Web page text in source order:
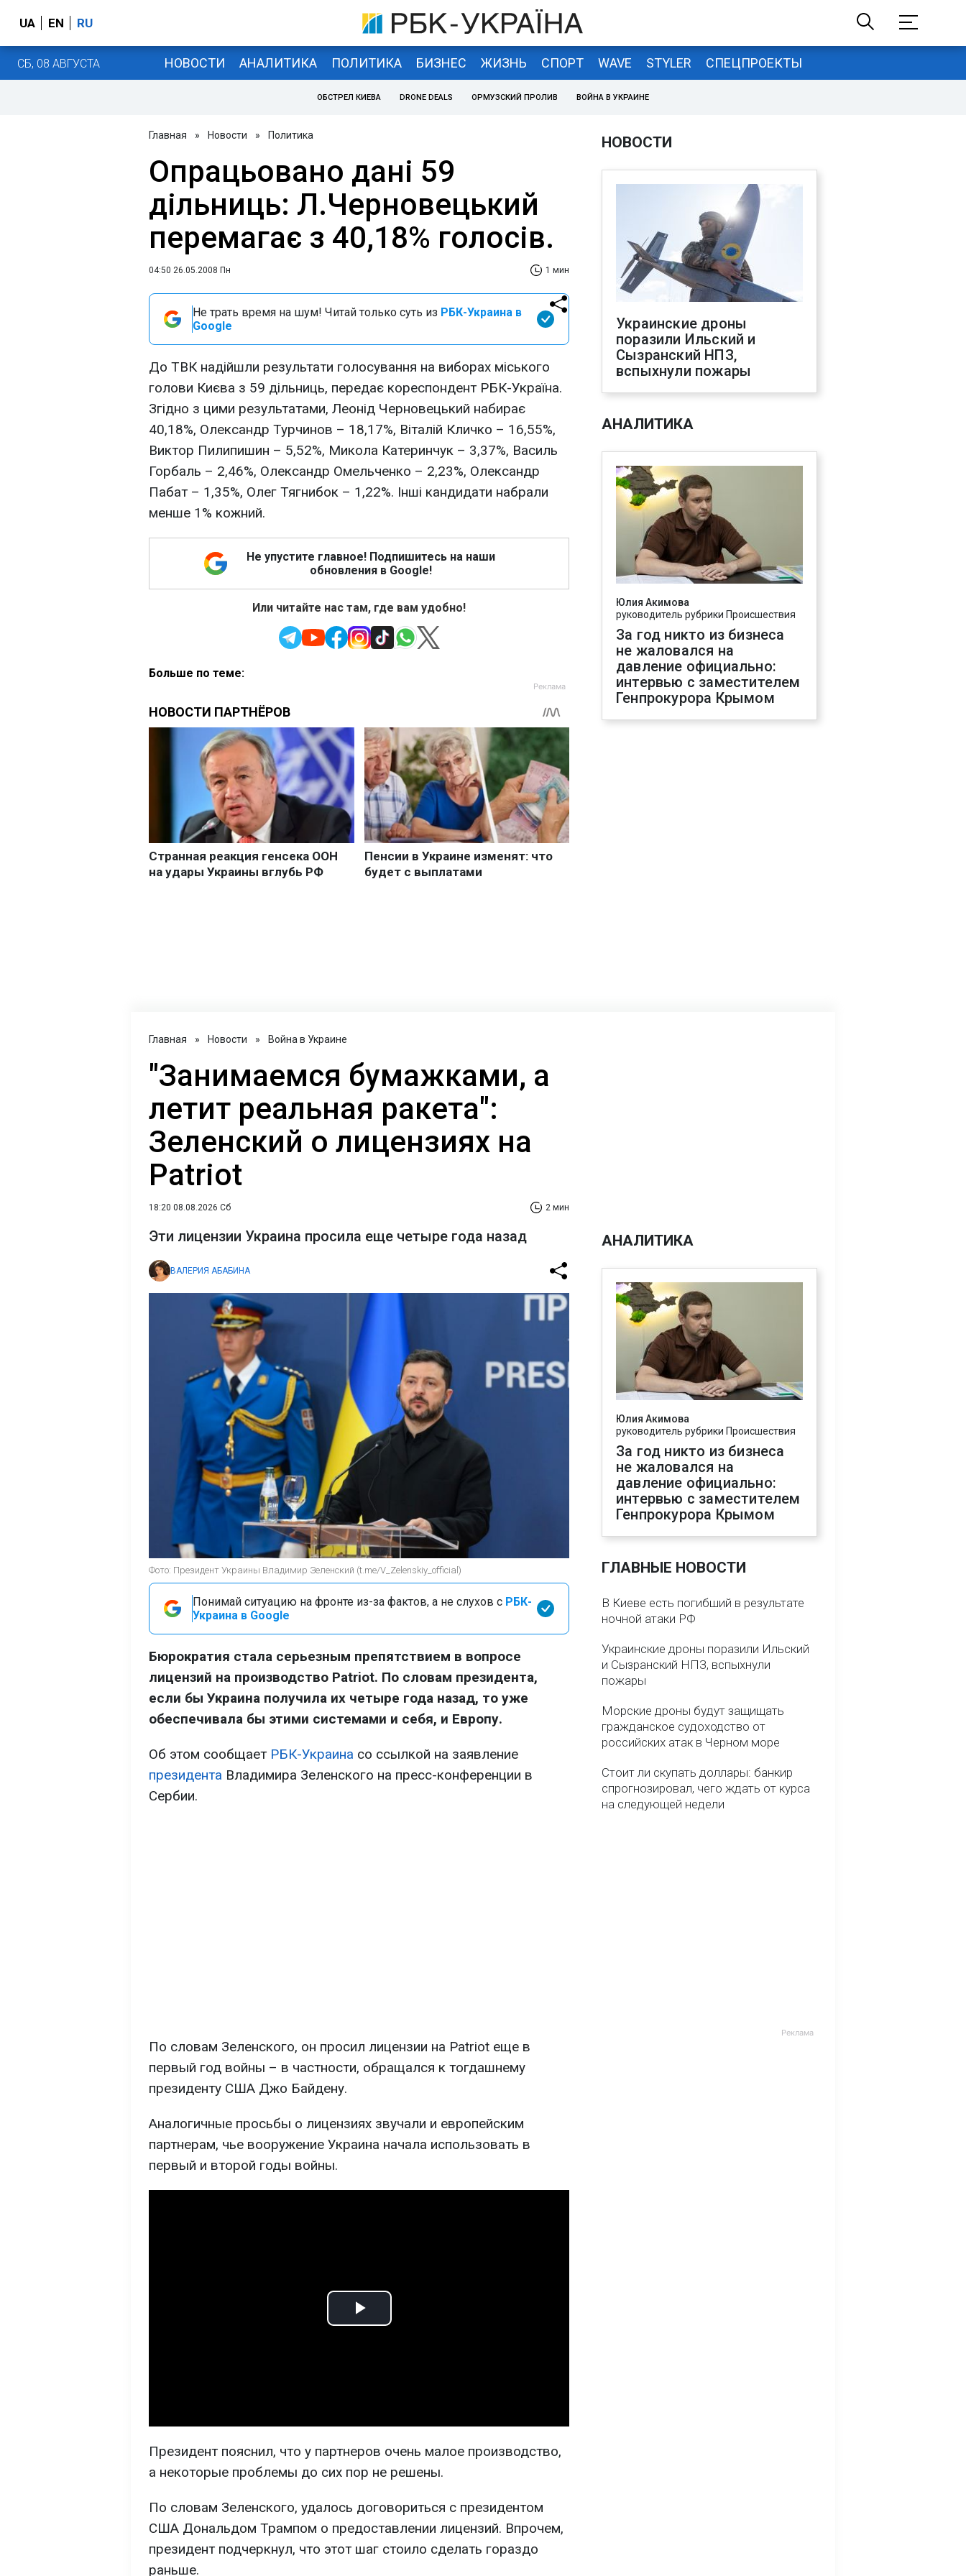
UA EN RU
СБ, 08 АВГУСТА НОВОСТИ АНАЛИТИКА ПОЛИТИКА БИЗНЕС ЖИЗНЬ СПОРТ WAVE STYLER СПЕЦПРОЕКТЫ
ОБСТРЕЛ КИЕВА DRONE DEALS ОРМУЗСКИЙ ПРОЛИВ ВОЙНА В УКРАИНЕ
Главная » Новости » Политика
Опрацьовано дані 59
дільниць: Л.Черновецький
перемагає з 40,18% голосів.
04:50 26.05.2008 Пн 1 мин
Не трать время на шум! Читай только суть из РБК-Украина в
Google
До ТВК надійшли результати голосування на виборах міського
голови Києва з 59 дільниць, передає кореспондент РБК-Україна.
Згідно з цими результатами, Леонід Черновецький набирає
40,18%, Олександр Турчинов – 18,17%, Віталій Кличко – 16,55%,
Виктор Пилипишин – 5,52%, Микола Катеринчук – 3,37%, Василь
Горбаль – 2,46%, Олександр Омельченко – 2,23%, Олександр
Пабат – 1,35%, Олег Тягнибок – 1,22%. Інші кандидати набрали
менше 1% кожний.
Не упустите главное! Подпишитесь на наши
обновления в Google!
Или читайте нас там, где вам удобно!
Больше по теме:
НОВОСТИ
Украинские дроны
поразили Ильский и
Сызранский НПЗ,
вспыхнули пожары
АНАЛИТИКА
Юлия Акимова
руководитель рубрики Происшествия
За год никто из бизнеса
не жаловался на
давление официально:
интервью с заместителем
Генпрокурора Крымом
Главная » Новости » Война в Украине
"Занимаемся бумажками, а
летит реальная ракета":
Зеленский о лицензиях на
Patriot
18:20 08.08.2026 Сб 2 мин
Эти лицензии Украина просила еще четыре года назад
ВАЛЕРИЯ АБАБИНА
Фото: Президент Украины Владимир Зеленский (t.me/V_Zelenskiy_official)
Понимай ситуацию на фронте из-за фактов, а не слухов с РБК-
Украина в Google
Бюрократия стала серьезным препятствием в вопросе
лицензий на производство Patriot. По словам президента,
если бы Украина получила их четыре года назад, то уже
обеспечивала бы этими системами и себя, и Европу.
Об этом сообщает РБК-Украина со ссылкой на заявление
президента Владимира Зеленского на пресс-конференции в
Сербии.
По словам Зеленского, он просил лицензии на Patriot еще в
первый год войны – в частности, обращался к тогдашнему
президенту США Джо Байдену.
Аналогичные просьбы о лицензиях звучали и европейским
партнерам, чье вооружение Украина начала использовать в
первый и второй годы войны.
Play
Президент пояснил, что у партнеров очень малое производство,
а некоторые проблемы до сих пор не решены.
По словам Зеленского, удалось договориться с президентом
США Дональдом Трампом о предоставлении лицензий. Впрочем,
президент подчеркнул, что этот шаг стоило сделать гораздо
раньше.
АНАЛИТИКА
Юлия Акимова
руководитель рубрики Происшествия
За год никто из бизнеса
не жаловался на
давление официально:
интервью с заместителем
Генпрокурора Крымом
ГЛАВНЫЕ НОВОСТИ
В Киеве есть погибший в результате
ночной атаки РФ
Украинские дроны поразили Ильский
и Сызранский НПЗ, вспыхнули
пожары
Морские дроны будут защищать
гражданское судоходство от
российских атак в Черном море
Стоит ли скупать доллары: банкир
спрогнозировал, чего ждать от курса
на следующей недели